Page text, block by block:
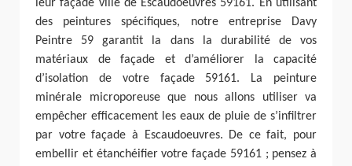
leur façade ville de Escaudoeuvres 59161. En utilisant
des peintures spécifiques, notre entreprise Davy
Peintre 59 garantit la dans la durabilité de vos
matériaux de façade et d’améliorer la capacité
d’isolation de votre façade 59161. La peinture
minérale microporeuse que nous allons utiliser va
empêcher efficacement les eaux de pluie de s’infiltrer
par votre façade à Escaudoeuvres. De ce fait, pour
embellir et étanchéifier votre façade 59161 ; pensez à